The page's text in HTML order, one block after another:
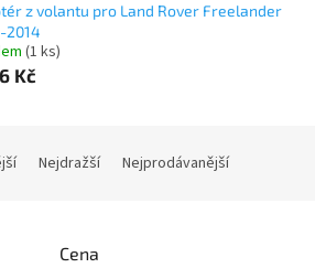
z volantu pro Land Rover Freelander
2014
(1 ks)
Kč
Nejdražší Nejprodávanější
Cena